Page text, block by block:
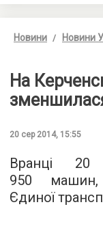
Новини Новини
На
20 сер 2014, 15:55
Вранці 20
950 машин,
Єдиної